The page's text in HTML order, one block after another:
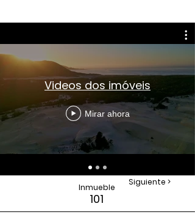
Videos dos imóveis
Mirar ahora
101
Inmueble
Siguiente >